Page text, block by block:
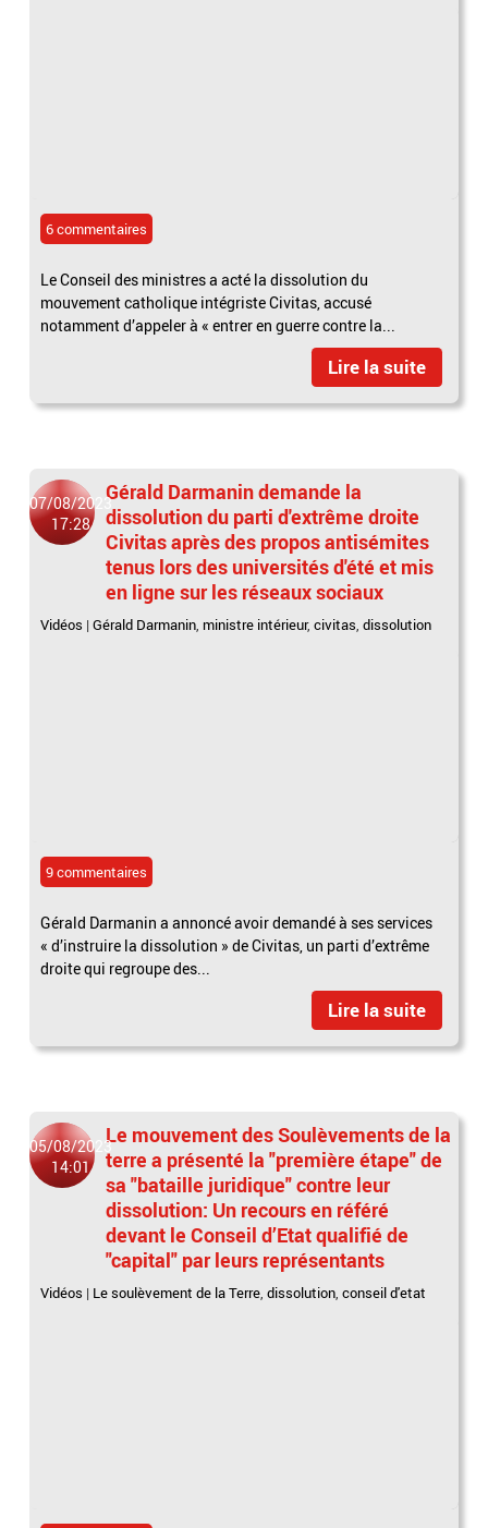
6 commentaires
Le Conseil des ministres a acté la dissolution du
mouvement catholique intégriste Civitas, accusé
notamment d’appeler à « entrer en guerre contre la...
Lire la suite
07/08/2023
17:28
Gérald Darmanin demande la
dissolution du parti d'extrême droite
Civitas après des propos antisémites
tenus lors des universités d'été et mis
en ligne sur les réseaux sociaux
Vidéos |Gérald Darmanin, ministre intérieur,civitas,dissolution
9 commentaires
Gérald Darmanin a annoncé avoir demandé à ses services
« d’instruire la dissolution » de Civitas, un parti d’extrême
droite qui regroupe des...
Lire la suite
05/08/2023
14:01
Le mouvement des Soulèvements de la
terre a présenté la "première étape" de
sa "bataille juridique" contre leur
dissolution: Un recours en référé
devant le Conseil d’Etat qualifié de
"capital" par leurs représentants
Vidéos | Le soulèvement de la Terre ,dissolution ,conseil d'etat